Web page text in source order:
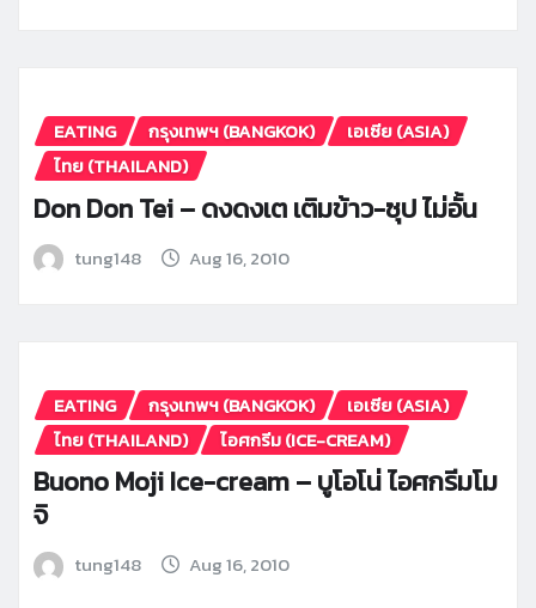
EATING กรุงเทพฯ (BANGKOK)
เอเซีย (ASIA)
ไทย (THAILAND)
Don Don Tei – ดงดงเต เติมข้าว-ซุป ไม่อั้น
tung148 Aug 16, 2010
EATING กรุงเทพฯ (BANGKOK)
เอเซีย (ASIA)
ไทย (THAILAND)
ไอศกรีม (ICE-CREAM)
Buono Moji Ice-cream – บูโอโน่ ไอศกรีมโม
จิ
tung148 Aug 16, 2010